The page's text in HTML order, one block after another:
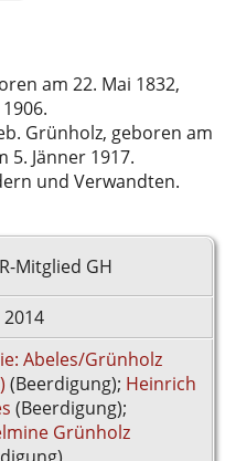
am 22. Mai 1832,
Grünholz, geboren am
5. Jänner 1917.
und Verwandten.
Mitglied GH
2014
Abeles/Grünholz
(Beerdigung); Heinrich
(Beerdigung);
Grünholz